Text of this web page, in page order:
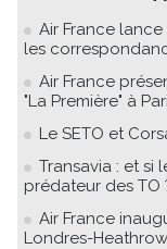
Air France
les
Air France
"La Première" à
Le SETO et
Transavia : et si
prédateur des TO
Air France
Londres-Heathrow